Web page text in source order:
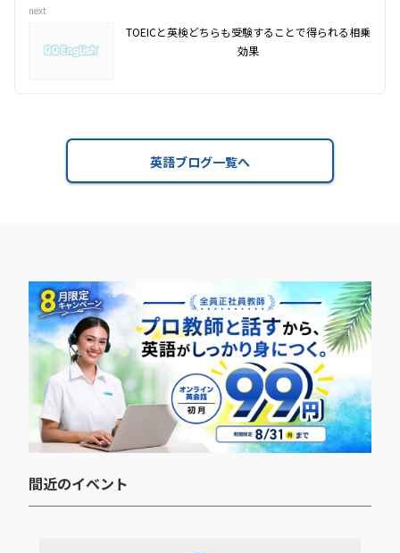
next
TOEICと英検どちらも受験することで得られる相乗
効果
英語ブログ一覧へ
間近のイベント​